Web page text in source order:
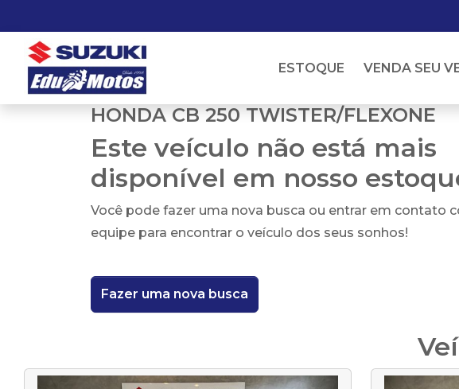
ESTOQUE VENDA SEU
HONDA CB 250 TWISTER/FLEXONE
Este veículo não está mais
disponível em nosso
Você pode fazer uma nova busca ou entrar em contato
equipe para encontrar o veículo dos seus sonhos!
Fazer uma nova busca